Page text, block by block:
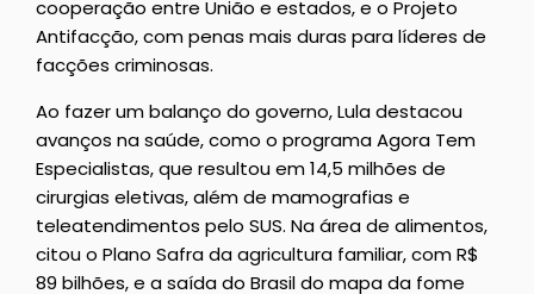
cooperação entre União e estados, e o Projeto
Antifacção, com penas mais duras para líderes de
facções criminosas.
Ao fazer um balanço do governo, Lula destacou
avanços na saúde, como o programa Agora Tem
Especialistas, que resultou em 14,5 milhões de
cirurgias eletivas, além de mamografias e
teleatendimentos pelo SUS. Na área de alimentos,
citou o Plano Safra da agricultura familiar, com R$
89 bilhões, e a saída do Brasil do mapa da fome